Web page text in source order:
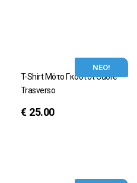
ΝΕΟ!
T-Shirt Μότο Γκούτσι Cuore
Trasverso
€ 25.00